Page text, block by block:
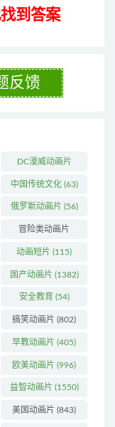
到答案
反馈
DC漫威动画片
(104)
中国传统文化(63)
俄罗斯动画片 (56)
冒险类动画片
(1273)
动画短片 (115)
国产动画片 (1382)
安全教育 (54)
搞笑动画片 (802)
早教动画片 (405)
欧美动画片 (996)
益智动画片 (1550)
美国动画片 (843)